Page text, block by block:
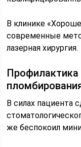
В клинике
современные
лазерная хирургия.
В силах пациента
же беспокоил